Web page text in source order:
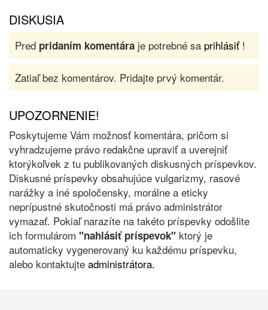
DISKUSIA
Pred pridaním komentára je potrebné sa prihlásiť!
Zatiaľ bez komentárov. Pridajte prvý komentár.
UPOZORNENIE!
Poskytujeme Vám možnosť komentára, pričom si
vyhradzujeme právo redakčne upraviť a uverejniť
ktorýkoľvek z tu publikovaných diskusných príspevkov.
Diskusné príspevky obsahujúce vulgarizmy, rasové
narážky a iné spoločensky, morálne a eticky
neprípustné skutočnosti má právo administrátor
vymazať. Pokiaľ narazíte na takéto príspevky odošlite
ich formulárom "nahlásiť príspevok" ktorý je
automaticky vygenerovaný ku každému príspevku,
alebo kontaktujte administrátora.